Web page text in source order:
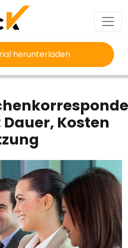
herunterladen
AUSBILDUNG
Kosten